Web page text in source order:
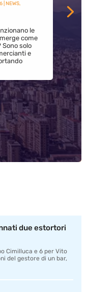
| NEWS,
le
come
solo
e
due estortori
Cimilluca e 6 per Vito
del gestore di un bar,